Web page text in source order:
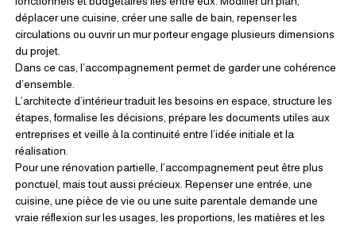
déplacer une cuisine, créer une salle de bain, repenser les
circulations ou ouvrir un mur porteur engage plusieurs dimensions
du projet.
Dans ce cas, l’accompagnement permet de garder une cohérence
d’ensemble.
L’architecte d’intérieur traduit les besoins en espace, structure les
étapes, formalise les décisions, prépare les documents utiles aux
entreprises et veille à la continuité entre l’idée initiale et la
réalisation.
Pour une rénovation partielle, l’accompagnement peut être plus
ponctuel, mais tout aussi précieux. Repenser une entrée, une
cuisine, une pièce de vie ou une suite parentale demande une
vraie réflexion sur les usages, les proportions, les matières et les